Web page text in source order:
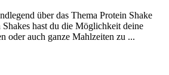
über das Thema Protein Shake
hast du die Möglichkeit deine
oder auch ganze Mahlzeiten zu ...